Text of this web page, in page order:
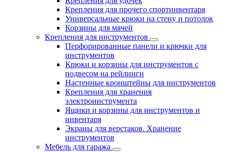
Крепления для прочего спортинвентаря
Универсальные крюки на стену и потолок
Корзины для мячей
Крепления для инструментов
Перфорированные панели и крючки для
инструментов
Крюки и корзины для инструментов с
подвесом на рейлинги
Настенные кронштейны для инструментов
Крепления для хранения
электроинструмента
Ящики и корзины для инструментов и
инвентаря
Экраны для верстаков. Хранение
инструментов
Мебель для гаража